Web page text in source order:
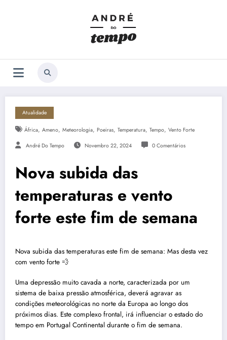
Atualidade
África, Ameno, Meteorologia, Poeiras, Temperatura, Tempo, Vento Forte
André Do Tempo Novembro 22, 2024 0 Comentários
Nova subida das
temperaturas e vento
forte este fim de semana
Nova subida das temperaturas este fim de semana: Mas desta vez
com vento forte 💨
Uma depressão muito cavada a norte, caracterizada por um
sistema de baixa pressão atmosférica, deverá agravar as
condições meteorológicas no norte da Europa ao longo dos
próximos dias. Este complexo frontal, irá influenciar o estado do
tempo em Portugal Continental durante o fim de semana.